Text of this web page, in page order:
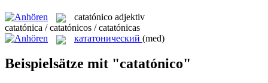
catatónico adjektiv
catatónica / catatónicos / catatónicas
кататонический (med)
Beispielsätze mit "catatónico"